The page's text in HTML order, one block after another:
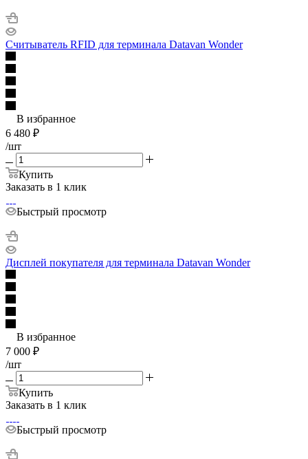
Считыватель RFID для терминала Datavan Wonder
В избранное
6 480 ₽
/шт
Купить
Заказать в 1 клик
Быстрый просмотр
Дисплей покупателя для терминала Datavan Wonder
В избранное
7 000 ₽
/шт
Купить
Заказать в 1 клик
Быстрый просмотр